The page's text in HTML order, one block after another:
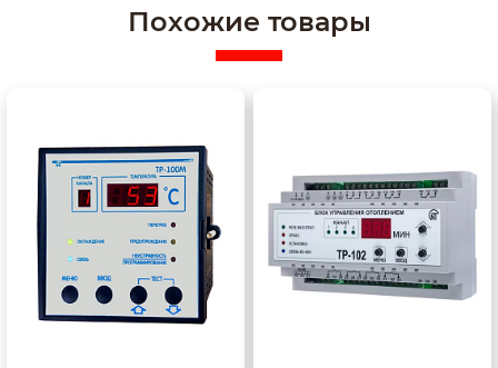
напряжения) и последующее автоматическое
включение после восстановления параметров
указанными в технической документации. Завод-
производитель, по согласованию с Потребителем, может
поставить программатор заводских установок.
Похожие товары